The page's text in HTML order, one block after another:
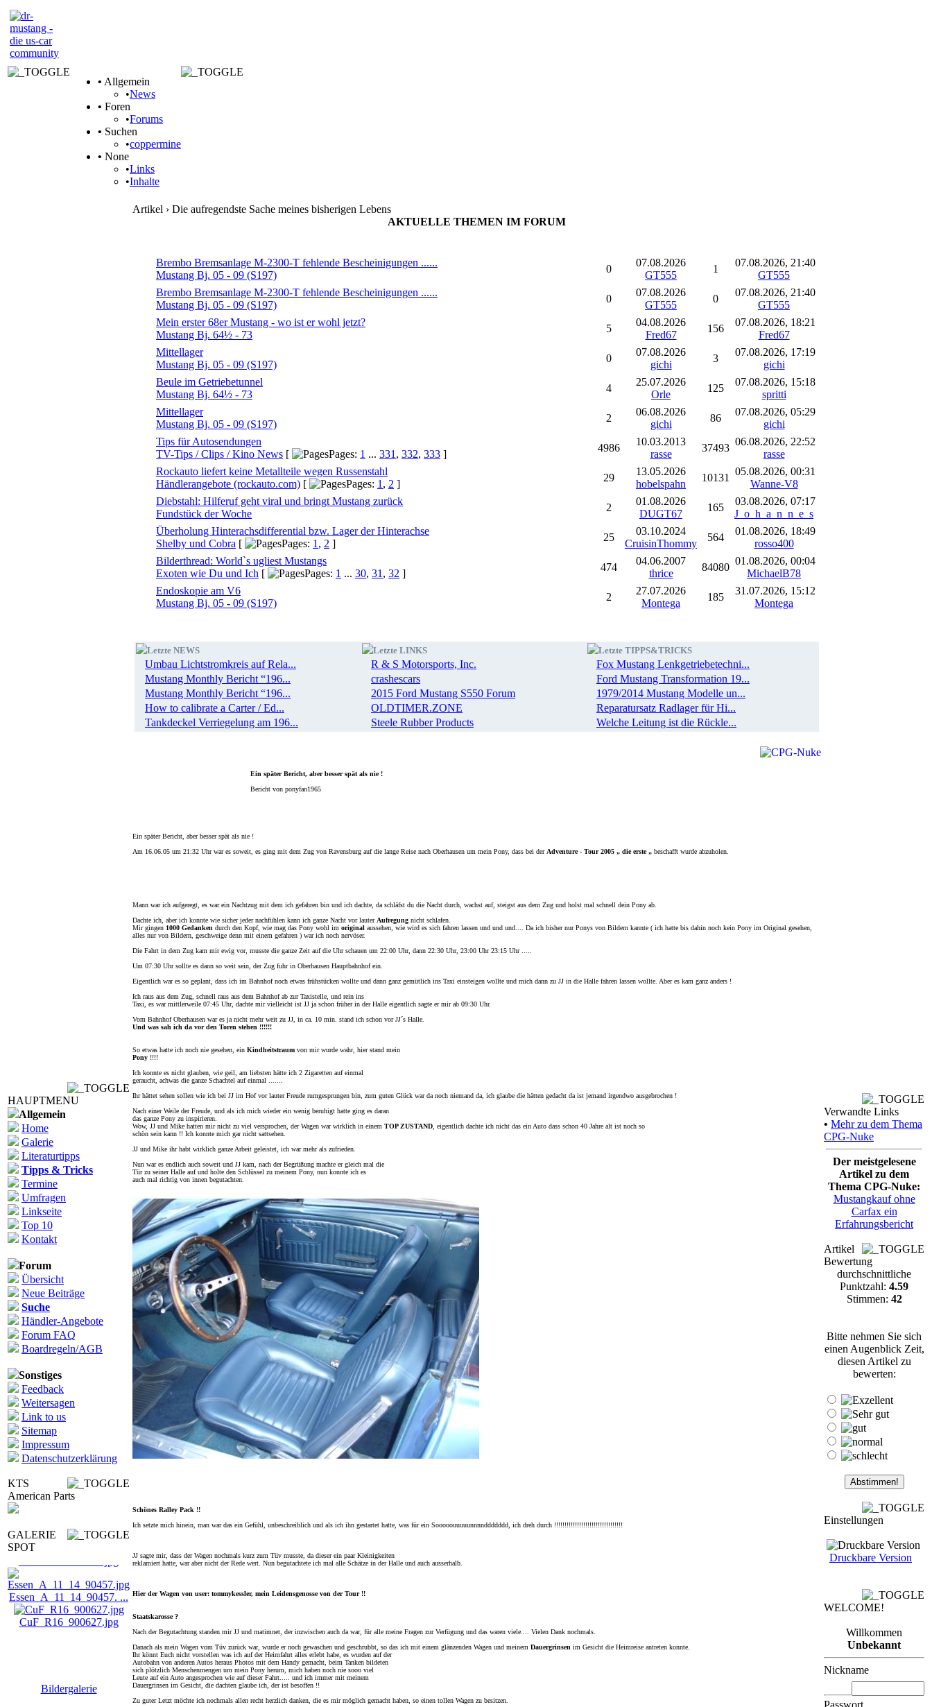
• Allgemein
•News
• Foren
•Forums
• Suchen
•coppermine
• None
•Links
•Inhalte
HAUPTMENU
Allgemein
Home
Galerie
Literaturtipps
Tipps & Tricks
Termine
Umfragen
Linkseite
Top 10
Kontakt
Forum
Übersicht
Neue Beiträge
Suche
Händler-Angebote
Forum FAQ
Boardregeln/AGB
Sonstiges
Feedback
Weitersagen
Link to us
Sitemap
Impressum
Datenschutzerklärung
KTS
American Parts
GALERIE
SPOT
10_dr_m_S13_90135.jp ...
Essen_A_11_14_90457. ...
CuF_R16_900627.jpg
Bildergalerie
Artikel › Die aufregendste Sache meines bisherigen Lebens
AKTUELLE THEMEN IM FORUM
Brembo Bremsanlage M-2300-T fehlende Bescheinigungen ......
Mustang Bj. 05 - 09 (S197)
0
07.08.2026
GT555
1
07.08.2026, 21:40
GT555
Brembo Bremsanlage M-2300-T fehlende Bescheinigungen ......
Mustang Bj. 05 - 09 (S197)
0
07.08.2026
GT555
0
07.08.2026, 21:40
GT555
Mein erster 68er Mustang - wo ist er wohl jetzt?
Mustang Bj. 64½ - 73
5
04.08.2026
Fred67
156
07.08.2026, 18:21
Fred67
Mittellager
Mustang Bj. 05 - 09 (S197)
0
07.08.2026
gichi
3
07.08.2026, 17:19
gichi
Beule im Getriebetunnel
Mustang Bj. 64½ - 73
4
25.07.2026
Orle
125
07.08.2026, 15:18
spritti
Mittellager
Mustang Bj. 05 - 09 (S197)
2
06.08.2026
gichi
86
07.08.2026, 05:29
gichi
Tips für Autosendungen
TV-Tips / Clips / Kino News [ Pages: 1 ... 331 , 332, 333 ]
4986
10.03.2013
rasse
37493
06.08.2026, 22:52
rasse
Rockauto liefert keine Metallteile wegen Russenstahl
Händlerangebote (rockauto.com) [ Pages: 1 , 2 ]
29
13.05.2026
hobelspahn
10131
05.08.2026, 00:31
Wanne-V8
Diebstahl: Hilferuf geht viral und bringt Mustang zurück
Fundstück der Woche
2
01.08.2026
DUGT67
165
03.08.2026, 07:17
J_o_h_a_n_n_e_s
Überholung Hinterachsdifferential bzw. Lager der Hinterachse
Shelby und Cobra [ Pages: 1 , 2 ]
25
03.10.2024
CruisinThommy
564
01.08.2026, 18:49
rosso400
Bilderthread: World`s ugliest Mustangs
Exoten wie Du und Ich [ Pages: 1 ... 30, 31 , 32 ]
474
04.06.2007
thrice
84080
01.08.2026, 00:04
MichaelB78
Endoskopie am V6
Mustang Bj. 05 - 09 (S197)
2
27.07.2026
Montega
185
31.07.2026, 15:12
Montega
Letzte NEWS
Umbau Lichtstromkreis auf Rela...
Mustang Monthly Bericht “196...
Mustang Monthly Bericht “196...
How to calibrate a Carter / Ed...
Tankdeckel Verriegelung am 196...
Letzte LINKS
R & S Motorsports, Inc.
crashescars
2015 Ford Mustang S550 Forum
OLDTIMER.ZONE
Steele Rubber Products
Letzte TIPPS&TRICKS
Fox Mustang Lenkgetriebetechni...
Ford Mustang Transformation 19...
1979/2014 Mustang Modelle un...
Reparatursatz Radlager für Hi...
Welche Leitung ist die Rückle...
Ein später Bericht, aber besser spät als nie !
Bericht von ponyfan1965
Ein später Bericht, aber besser spät als nie !
Am 16.06.05 um 21:32 Uhr war es soweit, es ging mit dem Zug von Ravensburg auf die lange Reise nach Oberhausen um mein Pony, dass bei der Adventure - Tour 2005 „ die erste „ beschafft wurde abzuholen.
Mann war ich aufgeregt, es war ein Nachtzug mit dem ich gefahren bin und ich dachte, da schläfst du die Nacht durch, wachst auf, steigst aus dem Zug und holst mal schnell dein Pony ab.
Dachte ich, aber ich konnte wie sicher jeder nachfühlen kann ich ganze Nacht vor lauter Aufregung nicht schlafen.
Mir gingen 1000 Gedanken durch den Kopf, wie mag das Pony wohl im original aussehen, wie wird es sich fahren lassen und und und.... Da ich bisher nur Ponys von Bildern kannte ( ich hatte bis dahin noch kein Pony im Original gesehen,
alles nur von Bildern, geschweige denn mit einem gefahren ) war ich noch nervöser.
Die Fahrt in dem Zug kam mir ewig vor, musste die ganze Zeit auf die Uhr schauen um 22:00 Uhr, dann 22:30 Uhr, 23:00 Uhr 23:15 Uhr .....
Um 07:30 Uhr sollte es dann so weit sein, der Zug fuhr in Oberhausen Hauptbahnhof ein.
Eigentlich war es so geplant, dass ich im Bahnhof noch etwas frühstücken wollte und dann ganz gemütlich ins Taxi einsteigen wollte und mich dann zu JJ in die Halle fahren lassen wollte. Aber es kam ganz anders !
Ich raus aus dem Zug, schnell raus aus dem Bahnhof ab zur Taxistelle, und rein ins
Taxi, es war mittlerweile 07:45 Uhr, dachte mir vielleicht ist JJ ja schon früher in der Halle eigentlich sagte er mir ab 09:30 Uhr.
Vom Bahnhof Oberhausen war es ja nicht mehr weit zu JJ, in ca. 10 min. stand ich schon vor JJ´s Halle.
Und was sah ich da vor den Toren stehen !!!!!!
So etwas hatte ich noch nie gesehen, ein Kindheitstraum von mir wurde wahr, hier stand mein
Pony !!!!
Ich konnte es nicht glauben, wie geil, am liebsten hätte ich 2 Zigaretten auf einmal
geraucht, achwas die ganze Schachtel auf einmal .......
Ihr hättet sehen sollen wie ich bei JJ im Hof vor lauter Freude rumgesprungen bin, zum guten Glück war da noch niemand da, ich glaube die hätten gedacht da ist jemand irgendwo ausgebrochen !
Nach einer Weile der Freude, und als ich mich wieder ein wenig beruhigt hatte ging es daran
das ganze Pony zu inspirieren.
Wow, JJ und Mike hatten mir nicht zu viel versprochen, der Wagen war wirklich in einem TOP ZUSTAND , eigentlich dachte ich nicht das ein Auto dass schon 40 Jahre alt ist noch so
schön sein kann !! Ich konnte mich gar nicht sattsehen.
JJ und Mike ihr habt wirklich ganze Arbeit geleistet, ich war mehr als zufrieden.
Nun war es endlich auch soweit und JJ kam, nach der Begrüßung machte er gleich mal die
Tür zu seiner Halle auf und holte den Schlüssel zu meinem Pony, nun konnte ich es
auch mal richtig von innen begutachten.
Schönes Ralley Pack !!
Ich setzte mich hinein, man war das ein Gefühl, unbeschreiblich und als ich ihn gestartet hatte, was für ein Sooooouuuuunnnnddddddd, ich dreh durch !!!!!!!!!!!!!!!!!!!!!!!!!!!!!!!!!
JJ sagte mir, dass der Wagen nochmals kurz zum Tüv musste, da dieser ein paar Kleinigkeiten
reklamiert hatte, war aber nicht der Rede wert. Nun begutachtete ich mal alle Schätze in der Halle und auch ausserhalb.
Hier der Wagen von user: tommykessler, mein Leidensgenosse von der Tour !!
Staatskarosse ?
Nach der Begutachtung standen mir JJ und matimnet, der inzwischen auch da war, für alle meine Fragen zur Verfügung und das waren viele.... Vielen Dank nochmals.
Danach als mein Wagen vom Tüv zurück war, wurde er noch gewaschen und geschrubbt, so das ich mit einem glänzenden Wagen und meinem Dauergrinsen im Gesicht die Heimreise antreten konnte.
Ihr könnt Euch nicht vorstellen was ich auf der Heimfahrt alles erlebt habe, es wurden auf der
Autobahn von anderen Autos heraus Photos mit dem Handy gemacht, beim Tanken bildeten
sich plötzlich Menschenmengen um mein Pony herum, mich haben noch nie sooo viel
Leute auf ein Auto angesprochen wie auf dieser Fahrt..... und ich immer mit meinem
Dauergrinsen im Gesicht, die dachten glaube ich, der ist besoffen !!
Zu guter Letzt möchte ich nochmals allen recht herzlich danken, die es mir möglich gemacht haben, so einen tollen Wagen zu besitzen.
Verwandte Links
• Mehr zu dem Thema
CPG-Nuke
Der meistgelesene
Artikel zu dem
Thema CPG-Nuke:
Mustangkauf ohne
Carfax ein
Erfahrungsbericht
Artikel
Bewertung
durchschnittliche
Punktzahl: 4.59
Stimmen: 42
Bitte nehmen Sie sich
einen Augenblick Zeit,
diesen Artikel zu
bewerten:
Einstellungen
Druckbare Version
WELCOME!
Willkommen
Unbekannt
Nickname
Passwort